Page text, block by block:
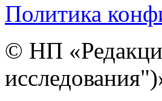
Политика
© НП